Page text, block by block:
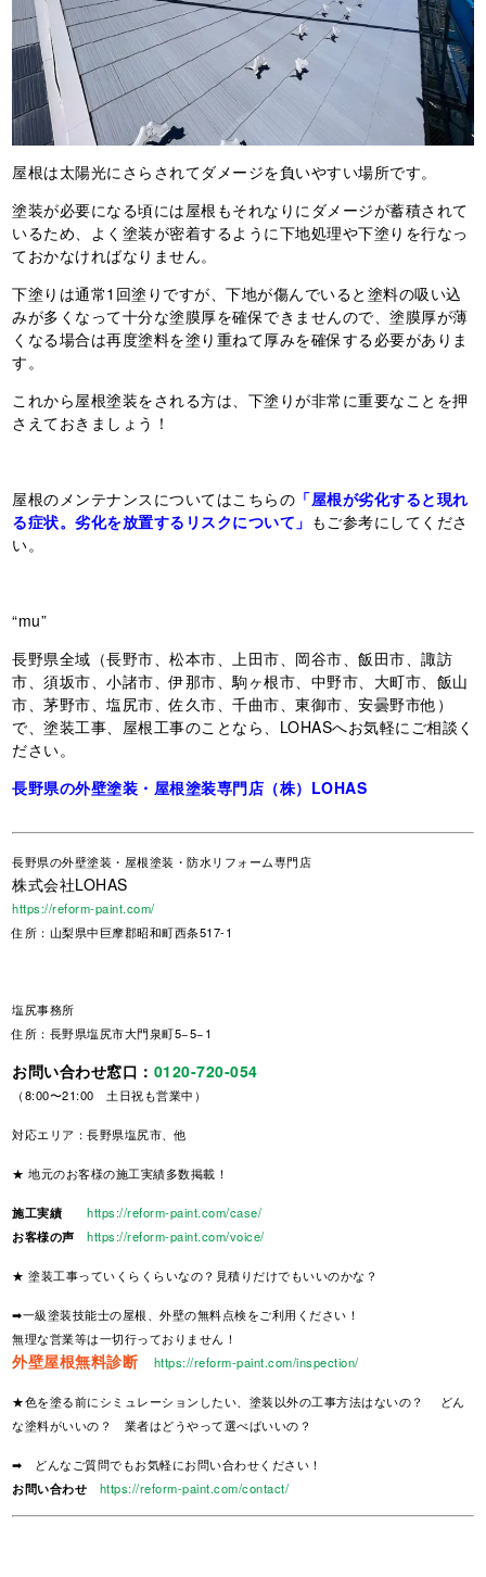
屋根は太陽光にさらされてダメージを負いやすい場所です。
塗装が必要になる頃には屋根もそれなりにダメージが蓄積されて
いるため、よく塗装が密着するように下地処理や下塗りを行なっ
ておかなければなりません。
下塗りは通常1回塗りですが、下地が傷んでいると塗料の吸い込
みが多くなって十分な塗膜厚を確保できませんので、塗膜厚が薄
くなる場合は再度塗料を塗り重ねて厚みを確保する必要がありま
す。
これから屋根塗装をされる方は、下塗りが非常に重要なことを押
さえておきましょう！
屋根のメンテナンスについてはこちらの 「屋根が劣化すると現れ
る症状。劣化を放置するリスクについて」 もご参考にしてくださ
い。
“mu”
長野県全域（長野市、松本市、上田市、岡谷市、飯田市、諏訪
市、須坂市、小諸市、伊那市、駒ヶ根市、中野市、大町市、飯山
市、茅野市、塩尻市、佐久市、千曲市、東御市、安曇野市他）
で、塗装工事、屋根工事のことなら、LOHASへお気軽にご相談く
ださい。
長野県の外壁塗装・屋根塗装専門店（株）LOHAS
長野県の外壁塗装・屋根塗装・防水リフォーム専門店
株式会社LOHAS
https://reform-paint.com/
住所：山梨県中巨摩郡昭和町西条517-1
塩尻事務所
住所：長野県塩尻市大門泉町5−5−1
お問い合わせ窓口： 0120-720-054
（8:00〜21:00 土日祝も営業中）
対応エリア：長野県塩尻市、他
★ 地元のお客様の施工実績多数掲載！
施工実績
https://reform-paint.com/case/
お客様の声
https://reform-paint.com/voice/
★ 塗装工事っていくらくらいなの？見積りだけでもいいのかな？
➡一級塗装技能士の屋根、外壁の無料点検をご利用ください！
無理な営業等は一切行っておりません！
外壁屋根無料診断 https://reform-paint.com/inspection/
★色を塗る前にシミュレーションしたい、塗装以外の工事方法はないの？ どん
な塗料がいいの？ 業者はどうやって選べばいいの？
➡ どんなご質問でもお気軽にお問い合わせください！
お問い合わせ
https://reform-paint.com/contact/